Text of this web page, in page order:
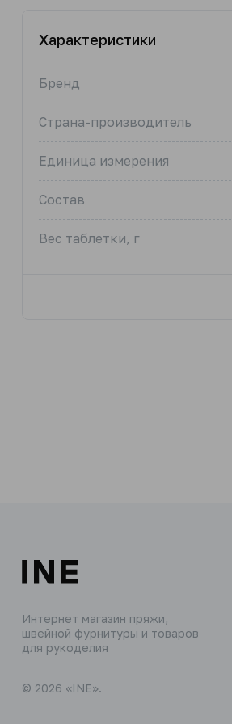
Характеристики
Бренд
Страна-производитель
Единица измерения
Состав
Вес таблетки, г
Интернет магазин пряжи,
швейной фурнитуры и товаров
для рукоделия
© 2026 «INE».